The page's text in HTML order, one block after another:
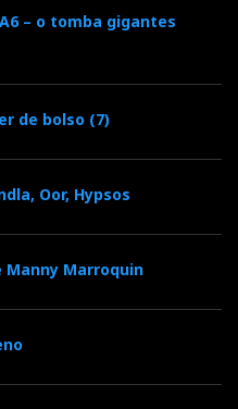
– o tomba gigantes
de bolso (7)
Oor, Hypsos
Manny Marroquin